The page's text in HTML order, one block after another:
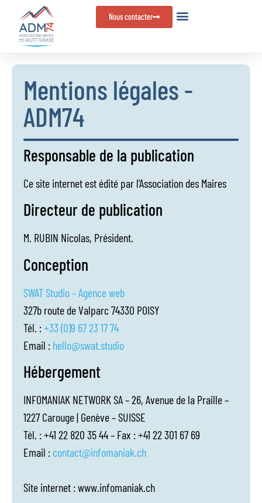
Nous contacter
Mentions légales -
ADM74
Responsable de la publication
Ce site internet est édité par l’Association des Maires
Directeur de publication
M. RUBIN Nicolas, Président.
Conception
SWAT Studio – Agence web
327b route de Valparc 74330 POISY
Tél. :+33 (0)9 67 23 17 74
Email : hello@swat.studio
Hébergement
INFOMANIAK NETWORK SA – 26, Avenue de la Praille –
1227 Carouge | Genève – SUISSE
Tél. : +41 22 820 35 44 – Fax : +41 22 301 67 69
Email : contact@infomaniak.ch
Site internet : www.infomaniak.ch
Panneau de gestion des cookies